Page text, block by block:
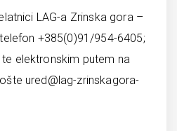
LAG-a Zrinska gora –
+385(0)91/954-6405;
elektronskim putem na
ured@lag-zrinskagora-